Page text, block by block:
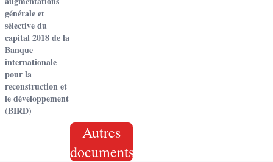
générale et
sélective du
capital 2018 de la
Banque
internationale
pour la
reconstruction et
le développement
(BIRD)
Autres
documents